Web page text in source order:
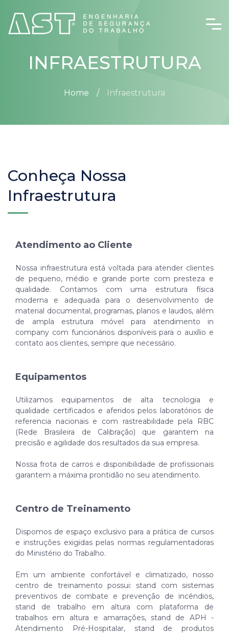
INFRAESTRUTURA
Home Infraestrutura
Conheça Nossa
Infraestrutura
Atendimento ao Cliente
Nossa infraestrutura está voltada para atender clientes
de pequeno, médio e grande porte com presteza e
qualidade. Contamos com uma estrutura física
moderna e adequada para o desenvolvimento de
material documental, programas, planos e laudos, além
de ampla estrutura móvel para atendimento in
company com funcionários disponíveis para o auxílio e
contato aos clientes, sempre que necessário.
Equipamentos
Utilizamos equipamentos de alta tecnologia e
qualidade certificados e aferidos pelos laboratórios de
referencia nacionais e com rastreabilidade pela RBC
(Rede Brasileira de Calibração) que garantem na
precisão e agilidade dos resultados da sua empresa.
Nossa frota de carros e disponibilidade de profissionais
garantem a máxima prontidão no seu atendimento.
Centro de Treinamento
Dispomos de espaço exclusivo para a prática de cursos
e instruções exigidas pelas normas regulamentadoras
do Ministério do Trabalho.
Em um ambiente confortável e climatizado, nosso
centro de treinamento possui: stand com sistemas
preventivos de combate e prevenção de incêndios,
stand de trabalho em altura com plataforma de
trabalhos em altura e amarrações, stand de APH -
Atendimento Pré-Hospitalar, stand de produtos